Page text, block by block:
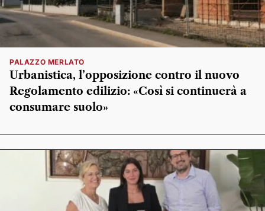
PALAZZO MERLATO
Urbanistica, l’opposizione contro il nuovo
Regolamento edilizio: «Così si continuerà a
consumare suolo»